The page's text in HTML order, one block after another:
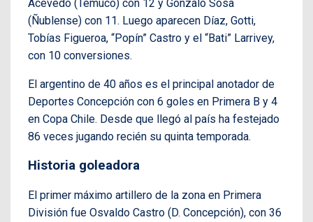
Acevedo (Temuco) con 12 y Gonzalo Sosa
(Ñublense) con 11. Luego aparecen Díaz, Gotti,
Tobías Figueroa, “Popín” Castro y el “Bati” Larrivey,
con 10 conversiones.
El argentino de 40 años es el principal anotador de
Deportes Concepción con 6 goles en Primera B y 4
en Copa Chile. Desde que llegó al país ha festejado
86 veces jugando recién su quinta temporada.
Historia goleadora
El primer máximo artillero de la zona en Primera
División fue Osvaldo Castro (D. Concepción), con 36